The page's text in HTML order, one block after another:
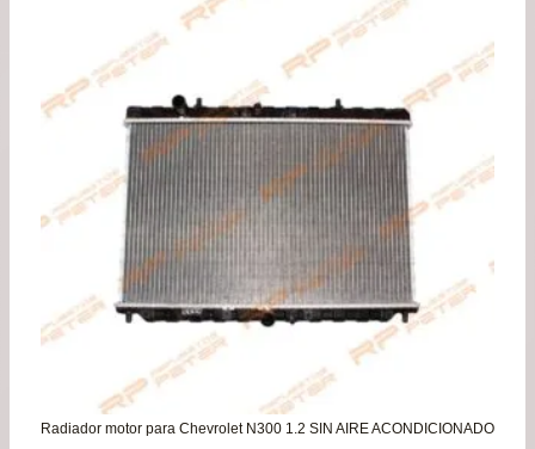
Radiador motor para Chevrolet N300 1.2 SIN AIRE ACONDICIONADO